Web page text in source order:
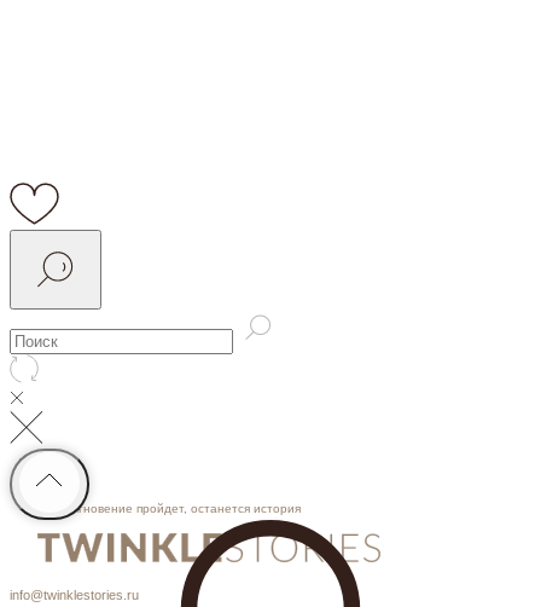
Мгновение пройдет, останется история
info@twinklestories.ru